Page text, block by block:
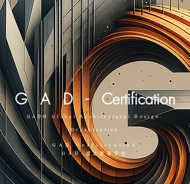
GAD- Certification
GADO Global Architectural Design-
Organization
GAD-Certification
GAD-認定建築学生